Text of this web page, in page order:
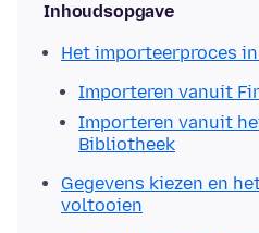
Inhoudsopgave
Het importeerproces
Importeren vanuit
Importeren vanuit
Bibliotheek
Gegevens kiezen en
voltooien